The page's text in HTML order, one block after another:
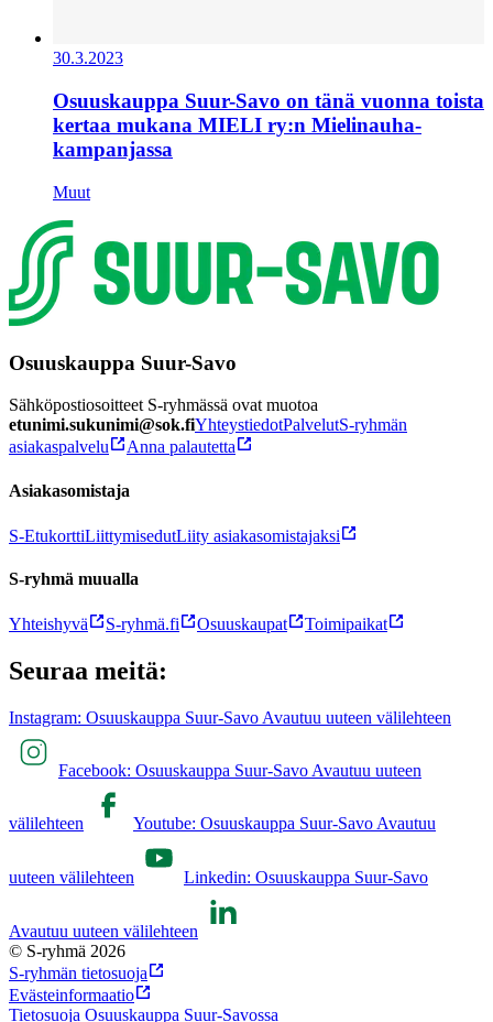
30.3.2023
Osuuskauppa Suur-Savo on tänä vuonna toista
kertaa mukana MIELI ry:n Mielinauha-
kampanjassa
Muut
Osuuskauppa Suur-Savo
Sähköpostiosoitteet S-ryhmässä ovat muotoa
etunimi.sukunimi@sok.fiYhteystiedotPalvelutS-ryhmän
asiakaspalvelu
Anna palautetta
Asiakasomistaja
S-EtukorttiLiittymisedutLiity asiakasomistajaksi
S-ryhmä muualla
Yhteishyvä S-ryhmä.fi Osuuskaupat Toimipaikat
Seuraa meitä:
Instagram: Osuuskauppa Suur-Savo Avautuu uuteen välilehteen
Facebook: Osuuskauppa Suur-Savo Avautuu uuteen
välilehteen Youtube: Osuuskauppa Suur-Savo Avautuu
uuteen välilehteen Linkedin: Osuuskauppa Suur-Savo
Avautuu uuteen välilehteen
© S-ryhmä 2026
S-ryhmän tietosuoja
Evästeinformaatio
Tietosuoja Osuuskauppa Suur-Savossa